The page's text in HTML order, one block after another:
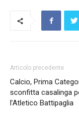
Articolo precedente
Calcio, Prima
sconfitta casalinga
l’Atletico Battipaglia